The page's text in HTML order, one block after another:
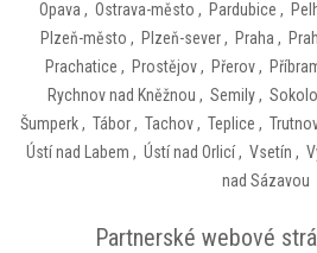
Opava , Ostrava-město , Pardubice ,
Plzeň-město , Plzeň-sever, Praha ,
Prachatice , Prostějov, Přerov,
Rychnov nad Kněžnou , Semily,
Šumperk, Tábor, Tachov, Teplice ,
Ústí nad Labem , Ústí nad Orlicí, Vsetín ,
nad Sázavou
Partnerské webové